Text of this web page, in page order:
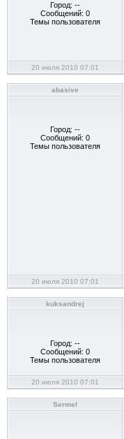
Город: --
Сообщений: 0
Темы пользователя
20 июля 2010 07:01
abasive
Город: --
Сообщений: 0
Темы пользователя
20 июля 2010 07:01
kuksandrej
Город: --
Сообщений: 0
Темы пользователя
20 июля 2010 07:01
Sermel